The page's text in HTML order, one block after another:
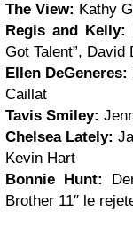
The View: Kathy
Regis and Kelly:
Got Talent”, David
Ellen DeGeneres:
Caillat
Tavis Smiley:
Chelsea Lately:
Kevin Hart
Bonnie Hunt:
Brother 11″ le